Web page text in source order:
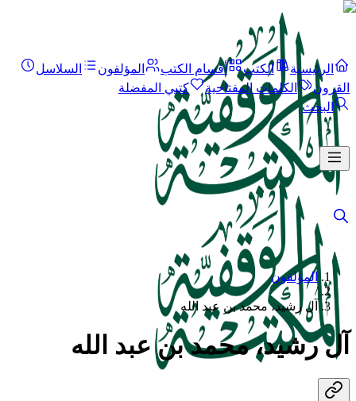
الرئيسية الكتب أقسام الكتب المؤلفون
السلاسل
القرون
الكلمات المفتاحية
كتبي المفضلة
البحث
المؤلفون
/
آل رشيد، محمد بن عبد الله
آل رشيد، محمد بن عبد الله